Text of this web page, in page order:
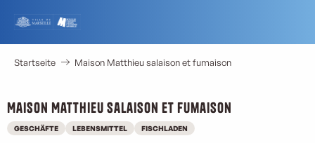
contenu
principal
Startseite Maison Matthieu salaison et fumaison
Maison Matthieu salaison et fumaison
GESCHÄFTE LEBENSMITTEL FISCHLADEN